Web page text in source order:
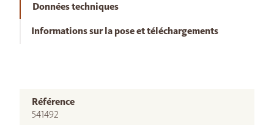
Données techniques
Informations sur la pose et téléchargements
Référence
541492